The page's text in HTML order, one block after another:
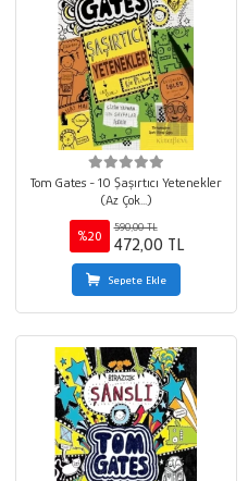
Tom Gates - 10 Şaşırtıcı Yetenekler
(Az Çok...)
%20
590,00 TL
472,00 TL
Sepete Ekle